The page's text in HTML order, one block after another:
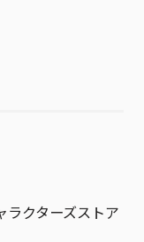
ラクターズストア